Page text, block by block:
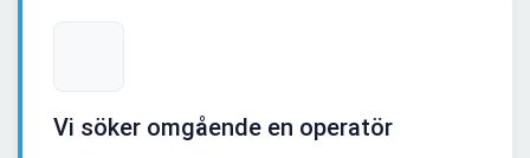
Vi söker omgående en operatör